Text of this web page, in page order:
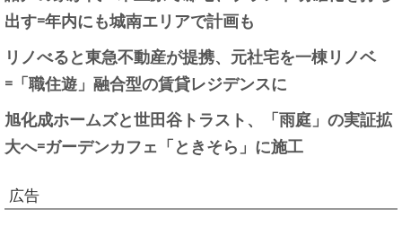
出す=年内にも城南エリアで計画も
リノべると東急不動産が提携、元社宅を一棟リノベ
=「職住遊」融合型の賃貸レジデンスに
旭化成ホームズと世田谷トラスト、「雨庭」の実証拡
大へ=ガーデンカフェ「ときそら」に施工
広告